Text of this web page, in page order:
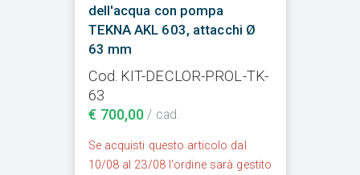
dell'acqua con pompa
TEKNA AKL 603, attacchi Ø
63 mm
Cod. KIT-DECLOR-PROL-TK-
63
€ 700,00 / cad.
Se acquisti questo articolo dal
10/08 al 23/08 l'ordine sarà gestito